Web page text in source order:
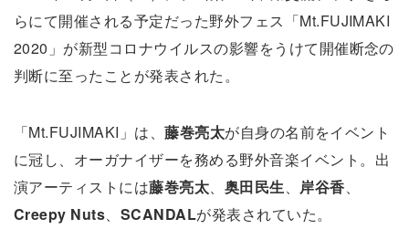
らにて開催される予定だった野外フェス「Mt.FUJIMAKI
2020」が新型コロナウイルスの影響をうけて開催断念の
判断に至ったことが発表された。
「Mt.FUJIMAKI」は、藤巻亮太が自身の名前をイベント
に冠し、オーガナイザーを務める野外音楽イベント。出
演アーティストには藤巻亮太、 奥田民生、 岸谷香、
Creepy Nuts、 SCANDALが発表されていた。